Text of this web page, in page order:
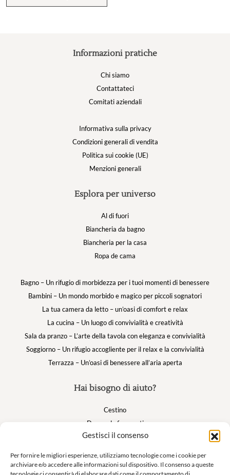
Gestisci il consenso
Per fornire le migliori esperienze, utilizziamo tecnologie come i cookie per
archiviare e/o accedere alle informazioni sul dispositivo. Il consenso a queste
Hai bisogno di aiuto?
Cestino
Domande frequenti
Il mio account
Informazioni pratiche
Chi siamo
Contattateci
Comitati aziendali
Informativa sulla privacy
Condizioni generali di vendita
Politica sui cookie (UE)
Menzioni generali
Esplora per universo
Al di fuori
Biancheria da bagno
Biancheria per la casa
Ropa de cama
Bagno – Un rifugio di morbidezza per i tuoi momenti di benessere
Bambini – Un mondo morbido e magico per piccoli sognatori
La tua camera da letto – un’oasi di comfort e relax
La cucina – Un luogo di convivialità e creatività
Sala da pranzo – L’arte della tavola con eleganza e convivialità
Soggiorno – Un rifugio accogliente per il relax e la convivialità
Terrazza – Un’oasi di benessere all’aria aperta